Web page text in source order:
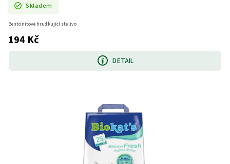
Skladem
194 Kč
DETAIL
Bentonitové hrudkující stelivo